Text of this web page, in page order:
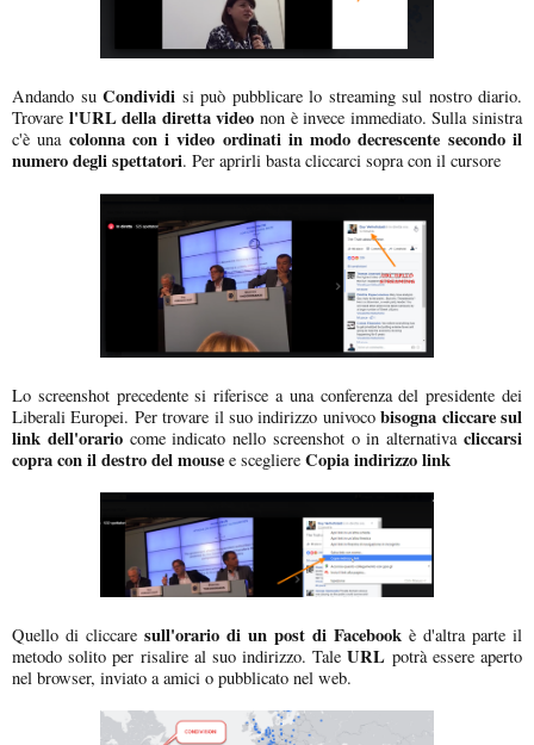
Andando su Condividi si può pubblicare lo streaming sul nostro diario.
Trovare l'URL della diretta video non è invece immediato. Sulla sinistra
c'è una colonna con i video ordinati in modo decrescente secondo il
numero degli spettatori. Per aprirli basta cliccarci sopra con il cursore
Lo screenshot precedente si riferisce a una conferenza del presidente dei
Liberali Europei. Per trovare il suo indirizzo univocobisogna cliccare sul
link dell'orariocome indicato nello screenshot o in alternativacliccarsi
copra con il destro del mouse e scegliere Copia indirizzo link
Quello di cliccare sull'orario di un post di Facebook è d'altra parte il
metodo solito per risalire al suo indirizzo. TaleURL potrà essere aperto
nel browser, inviato a amici o pubblicato nel web.